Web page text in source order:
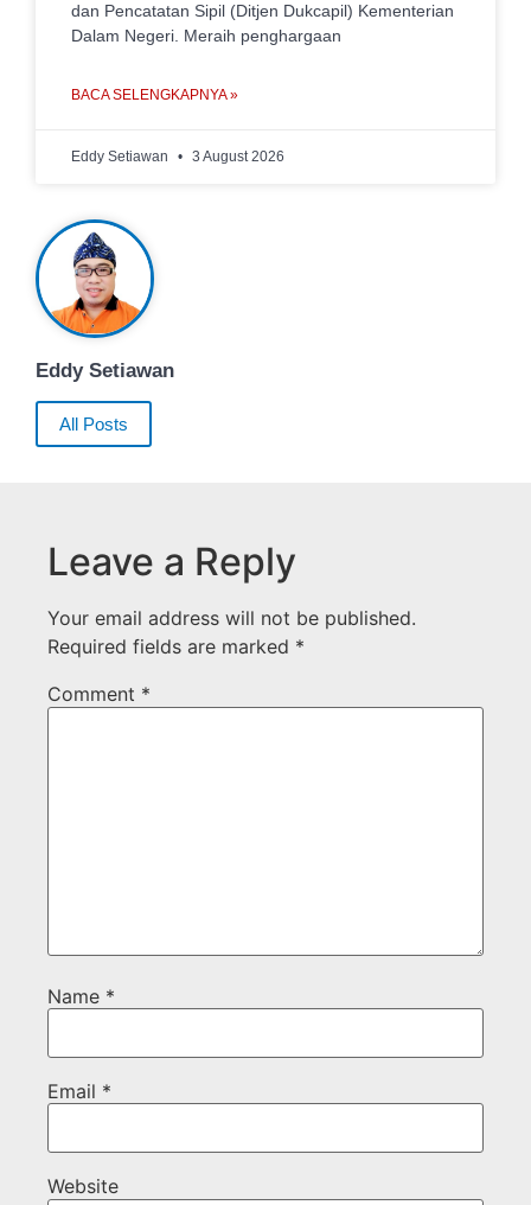
Eddy Setiawan
All Posts
dan Pencatatan Sipil (Ditjen Dukcapil) Kementerian
Dalam Negeri. Meraih penghargaan
BACA SELENGKAPNYA »
Eddy Setiawan 3 August 2026
Leave a Reply
Your email address will not be published.
Required fields are marked *
Comment *
Name *
Email *
Website